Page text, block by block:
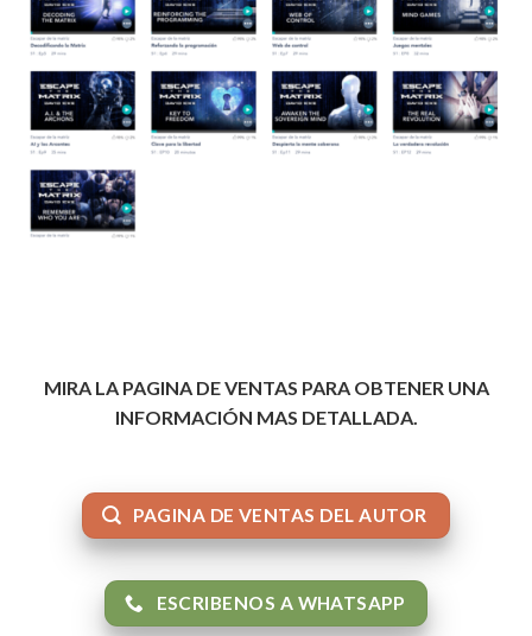
MIRA LA PAGINA DE VENTAS PARA OBTENER UNA
INFORMACIÓN MAS DETALLADA.
PAGINA DE VENTAS DEL AUTOR
ESCRIBENOS A WHATSAPP